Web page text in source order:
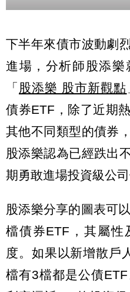
下半年來債市波動劇
進場，分析師股添
「 股添樂 股市新觀點
債券ETF，除了近期
其他不同類型的債券
股添樂認為已經跌出
期勇敢進場投資級公
股添樂分享的圖表可
檔債券ETF，其屬性
度。如果以新增散戶
檔有3檔都是公債